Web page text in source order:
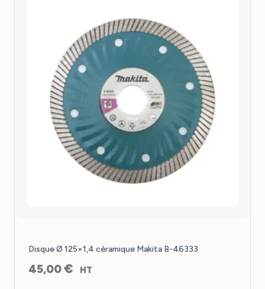
Disque Ø 125×1,4 céramique Makita B-46333
45,00€ HT